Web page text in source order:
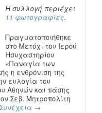
Η συλλογή περιέχει
11 φωτογραφίες.
Πραγματοποιήθηκε
στο Mετόχι του Ιερού
Ησυχαστηρίου
«Παναγία των
η ενθρόνιση της
ευλογία του
Αθηνών και πάσης
Σεβ. Μητροπολίτη
Συνέχεια →